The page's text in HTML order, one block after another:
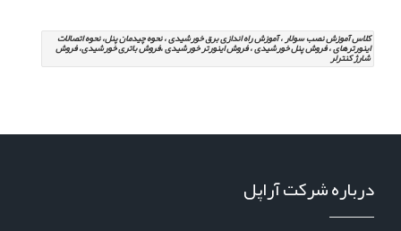
کلاس آموزش نصب سولار ، آموزش راه اندازی برق خورشیدی ، نحوه چیدمان پنل، نحوه اتصالات
اینورترهای ، فروش پنل خورشیدی ، فروش اینورتر خورشیدی ،فروش باتری خورشیدی، فروش
شارژ کنترلر
درباره شرکت آراپل